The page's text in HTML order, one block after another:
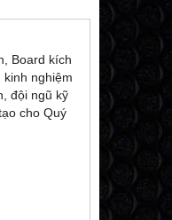
Board kích
nghiệm
đội ngũ kỹ
cho Quý